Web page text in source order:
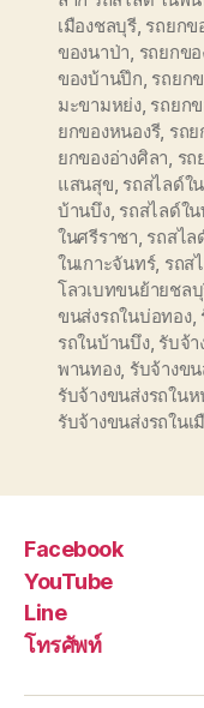
เมืองชลบุรี, รถยกข
ของนาป่า รถยกข
ของบ้านปึก รถยก
มะขามหย่ง, รถยก
ยกของหนองรี, รถ
ยกของอ่างศิลา รถ
แสนสุข รถสไลด์ใ
บ้านบึง, รถสไลด์ใ
ในศรีราชา รถสไ
ในเกาะจันทร์, รถส
โลวเบทขนย้ายชล
ขนส่งรถในบ่อทอง,
รถในบ้านบึง, รับจ้
พานทอง, รับจ้างข
รับจ้างขนส่งรถใน
รับจ้างขนส่งรถในเ
Facebook
YouTube
Line
โทรศัพท์